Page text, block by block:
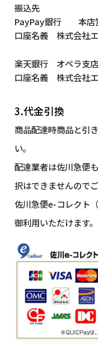
振込先
PayPay銀行 本
口座名義 株式会社
楽天銀行 オペラ
口座名義 株式会社
3.代金引換
商品配達時商品と引
い。
配達業者は佐川急便
択はできませんので
佐川急便e-コレクト
御利用いただけます。